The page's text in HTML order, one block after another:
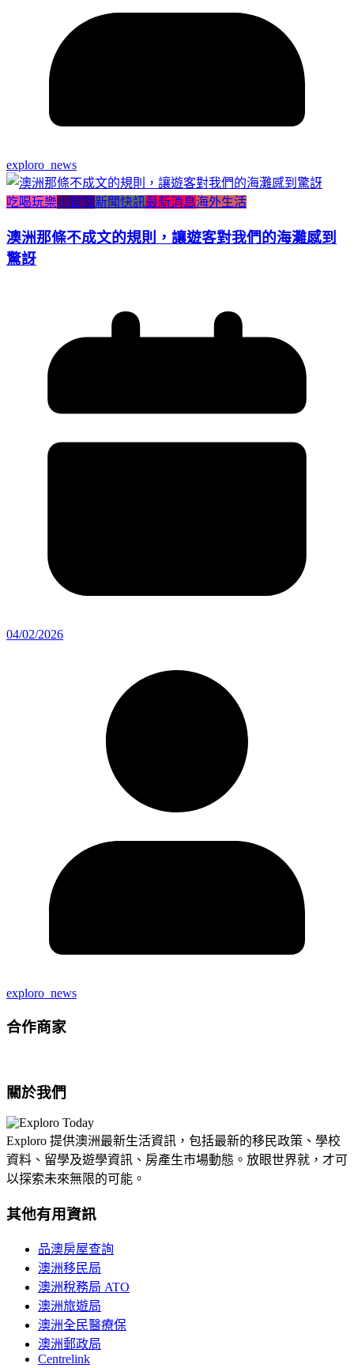
exploro_news
吃喝玩樂小智識新聞快訊最新消息海外生活
澳洲那條不成文的規則，讓遊客對我們的海灘感到
驚訝
04/02/2026
exploro_news
合作商家
關於我們
Exploro 提供澳洲最新生活資訊，包括最新的移民政策、學校
資料、留學及遊學資訊、房產生市場動態。放眼世界就，才可
以探索未來無限的可能。
其他有用資訊
品澳房屋查詢
澳洲移民局
澳洲稅務局 ATO
澳洲旅遊局
澳洲全民醫療保
澳洲郵政局
Centrelink